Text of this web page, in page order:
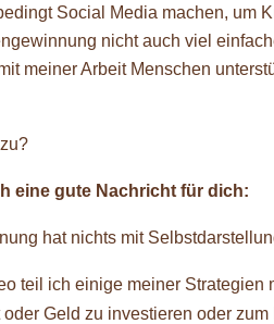
Social Media machen, um
nicht auch viel
meiner Arbeit Menschen
eine gute Nachricht für dich:
hat nichts mit
teil ich einige meiner
Geld zu investieren oder